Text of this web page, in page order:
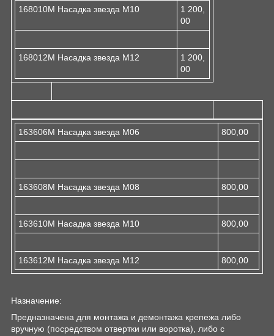
168010M Насадка звезда M10
1 200,
00
168012M Насадка звезда M12
1 200,
00
163606M Насадка звезда M06 800,00
163608M Насадка звезда M08 800,00
163610М Насадка звезда М10 800,00
163612М Насадка звезда М12 800,00
Назначение:
Предназначена для монтажа и демонтажа крепежа либо
вручную (посредством отвертки или воротка), либо с